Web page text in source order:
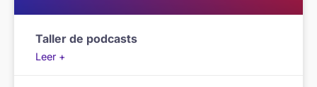
Taller de podcasts
Leer +